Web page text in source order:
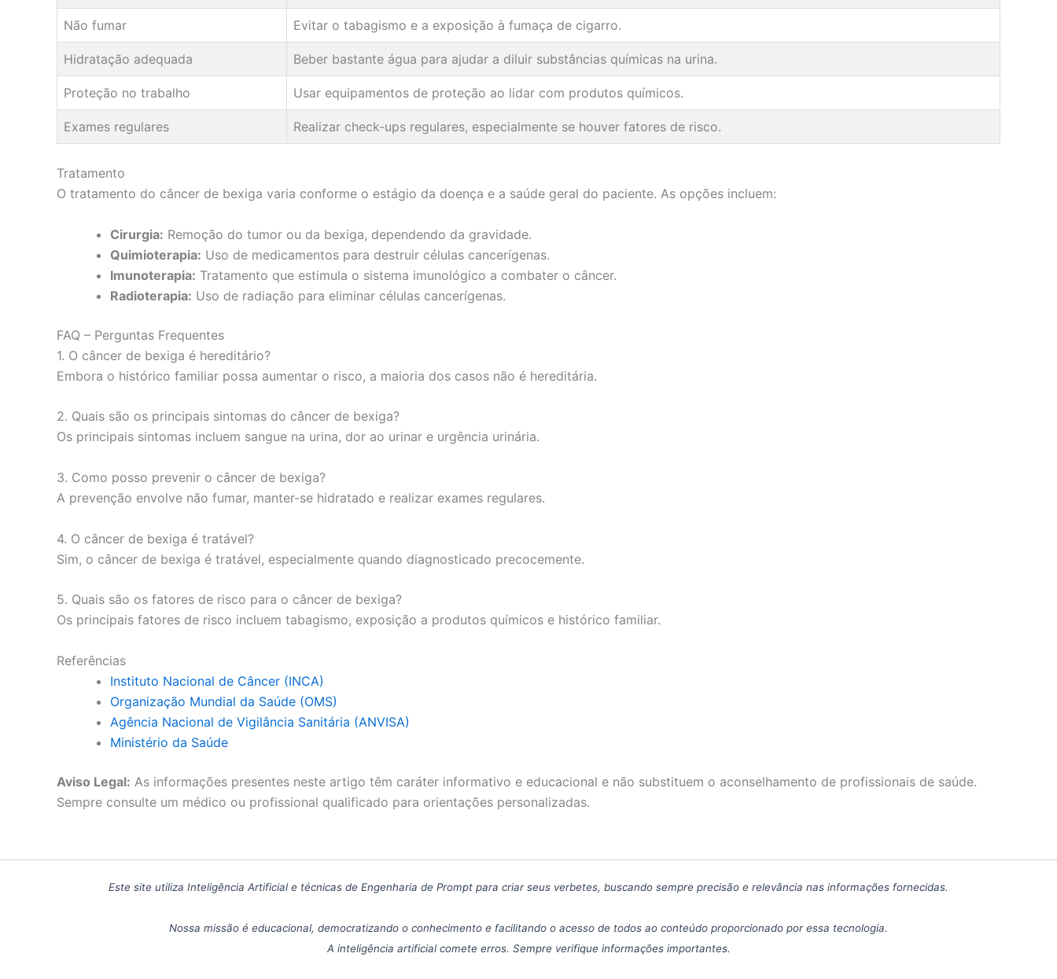
Não fumar Evitar o tabagismo e a exposição à fumaça de cigarro.
Hidratação adequada Beber bastante água para ajudar a diluir substâncias químicas na urina.
Proteção no trabalho Usar equipamentos de proteção ao lidar com produtos químicos.
Exames regulares Realizar check-ups regulares, especialmente se houver fatores de risco.
Tratamento
O tratamento do câncer de bexiga varia conforme o estágio da doença e a saúde geral do paciente. As opções incluem:
Cirurgia: Remoção do tumor ou da bexiga, dependendo da gravidade.
Quimioterapia: Uso de medicamentos para destruir células cancerígenas.
Imunoterapia: Tratamento que estimula o sistema imunológico a combater o câncer.
Radioterapia: Uso de radiação para eliminar células cancerígenas.
FAQ – Perguntas Frequentes
1. O câncer de bexiga é hereditário?
Embora o histórico familiar possa aumentar o risco, a maioria dos casos não é hereditária.
2. Quais são os principais sintomas do câncer de bexiga?
Os principais sintomas incluem sangue na urina, dor ao urinar e urgência urinária.
3. Como posso prevenir o câncer de bexiga?
A prevenção envolve não fumar, manter-se hidratado e realizar exames regulares.
4. O câncer de bexiga é tratável?
Sim, o câncer de bexiga é tratável, especialmente quando diagnosticado precocemente.
5. Quais são os fatores de risco para o câncer de bexiga?
Os principais fatores de risco incluem tabagismo, exposição a produtos químicos e histórico familiar.
Referências
Instituto Nacional de Câncer (INCA)
Organização Mundial da Saúde (OMS)
Agência Nacional de Vigilância Sanitária (ANVISA)
Ministério da Saúde
Aviso Legal: As informações presentes neste artigo têm caráter informativo e educacional e não substituem o aconselhamento de profissionais de saúde.
Sempre consulte um médico ou profissional qualificado para orientações personalizadas.
Este site utiliza Inteligência Artificial e técnicas de Engenharia de Prompt para criar seus verbetes, buscando sempre precisão e relevância nas informações fornecidas.
Nossa missão é educacional, democratizando o conhecimento e facilitando o acesso de todos ao conteúdo proporcionado por essa tecnologia.
A inteligência artificial comete erros. Sempre verifique informações importantes.